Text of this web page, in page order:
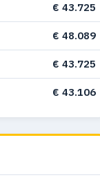
€ 43.725
€ 48.089
€ 43.725
€ 43.106